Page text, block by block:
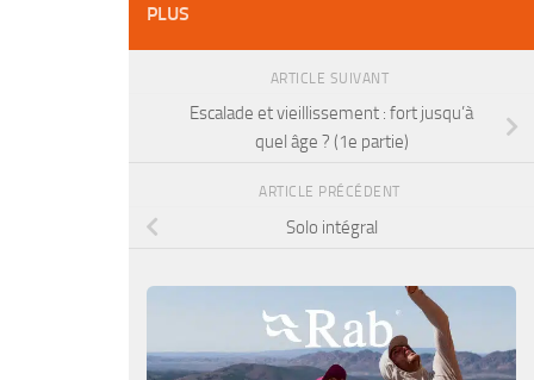
PLUS
ARTICLE SUIVANT
Escalade et vieillissement : fort jusqu’à
quel âge ? (1e partie)
ARTICLE PRÉCÉDENT
Solo intégral